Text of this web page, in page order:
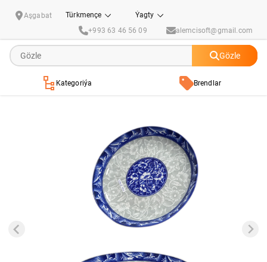
Aşgabat Türkmençe
Ýagty
+993 63 46 56 09
alemcisoft@gmail.com
Gözle
Kategoriýa Brendlar